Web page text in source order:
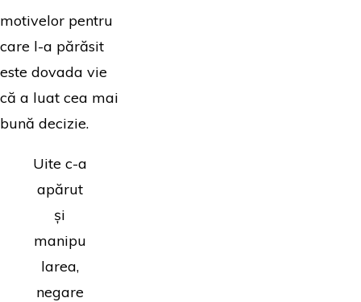
motivelor pentru
care l-a părăsit
este dovada vie
că a luat cea mai
bună decizie.
Uite c-a
apărut
și
manipu
larea,
negare